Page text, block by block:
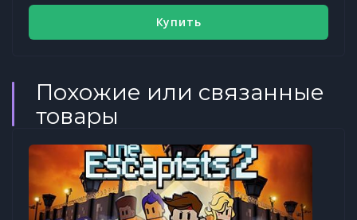
Купить
Похожие или связанные
товары